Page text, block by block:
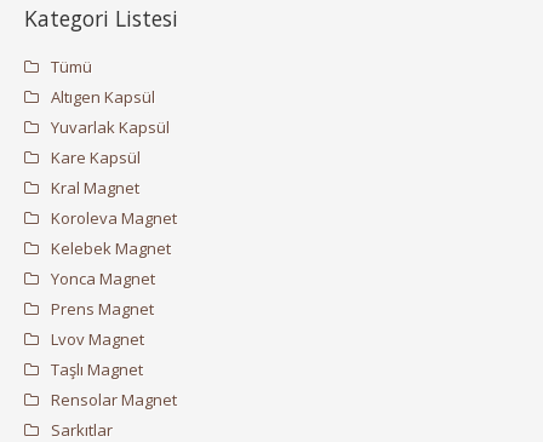
Kategori Listesi
Tümü
Altıgen Kapsül
Yuvarlak Kapsül
Kare Kapsül
Kral Magnet
Koroleva Magnet
Kelebek Magnet
Yonca Magnet
Prens Magnet
Lvov Magnet
Taşlı Magnet
Rensolar Magnet
Sarkıtlar